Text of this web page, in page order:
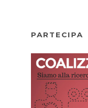
PARTECIPA